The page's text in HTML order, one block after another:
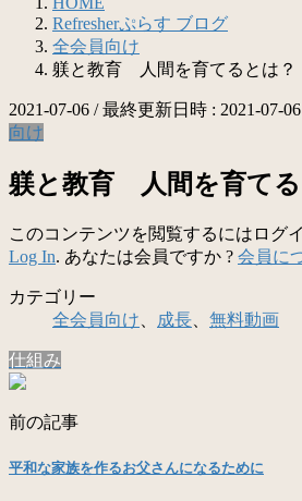
Refresherぷらす ブログ
全会員向け
躾と教育 人間を育てるとは？
2021-07-06 / 最終更新日時 : 2021-07-06
向け
躾と教育 人間を育てる
このコンテンツを閲覧するにはログ
Log In. あなたは会員ですか ? 会員に
カテゴリー
全会員向け
成長 無料動画
仕組み
前の記事
平和な家族を作るお父さんになるために